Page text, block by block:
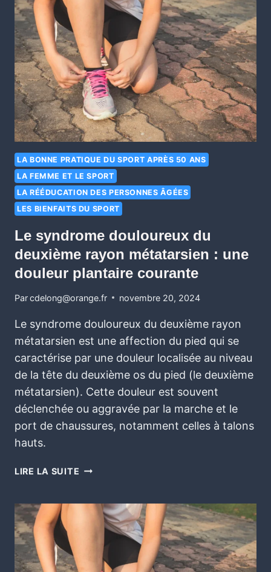
LA BONNE PRATIQUE DU SPORT APRÈS 50 ANS
LA FEMME ET LE SPORT
LA RÉÉDUCATION DES PERSONNES ÂGÉES
LES BIENFAITS DU SPORT
Le syndrome douloureux du
deuxième rayon métatarsien : une
douleur plantaire courante
Parcdelong@orange.fr novembre 20, 2024
Le syndrome douloureux du deuxième rayon
métatarsien est une affection du pied qui se
caractérise par une douleur localisée au niveau
de la tête du deuxième os du pied (le deuxième
métatarsien). Cette douleur est souvent
déclenchée ou aggravée par la marche et le
port de chaussures, notamment celles à talons
hauts.
LIRE LA SUITE